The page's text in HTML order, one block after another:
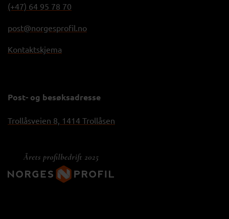
(+47) 64 95 78 70
post@norgesprofil.no
Kontaktskjema
Post- og besøksadresse
Trollåsveien 8, 1414 Trollåsen